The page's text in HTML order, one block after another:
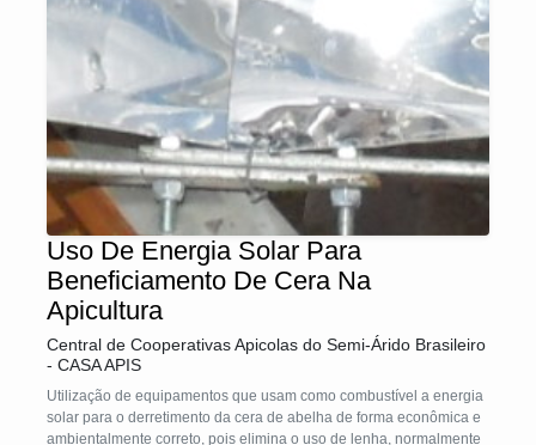
Uso De Energia Solar Para
Beneficiamento De Cera Na
Apicultura
Central de Cooperativas Apicolas do Semi-Árido Brasileiro
- CASA APIS
Utilização de equipamentos que usam como combustível a energia
solar para o derretimento da cera de abelha de forma econômica e
ambientalmente correto, pois elimina o uso de lenha, normalmente